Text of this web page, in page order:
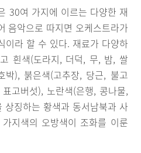
30여 가지에 이르는 다양한 재
음악으로 따지면 오케스트라가
이라 할 수 있다. 재료가 다양하
흰색(도라지, 더덕, 무, 밤, 쌀
박), 붉은색(고추장, 당근, 불고
고버섯), 노란색(은행, 콩나물,
상징하는 황색과 동서남북과 사
지색의 오방색이 조화를 이룬